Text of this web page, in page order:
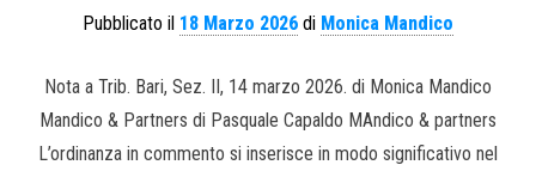
Pubblicato il 18 Marzo 2026 di Monica Mandico
Nota a Trib. Bari, Sez. II, 14 marzo 2026. di Monica Mandico
Mandico & Partners di Pasquale Capaldo MAndico & partners
L’ordinanza in commento si inserisce in modo significativo nel